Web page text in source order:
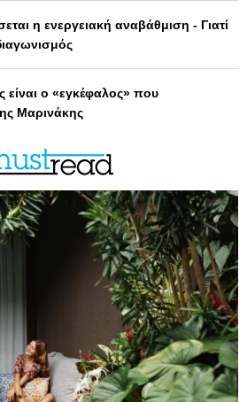
η ενεργειακή αναβάθμιση - Γιατί
είναι ο «εγκέφαλος» που
Μαρινάκης